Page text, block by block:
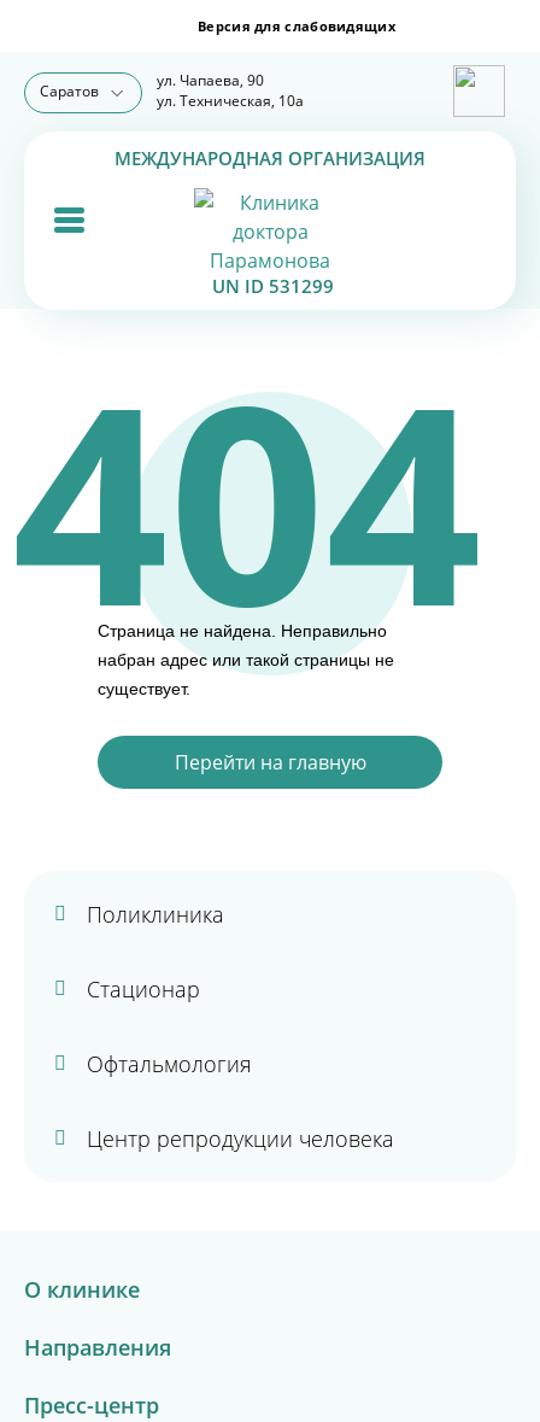
Саратов
ул. Чапаева, 90
ул. Техническая, 10а
МЕЖДУНАРОДНАЯ ОРГАНИЗАЦИЯ
UN ID 531299
404
Страница не найдена.
Неправильно
набран адрес или такой страницы не
существует.
Перейти на главную
Поликлиника
Стационар
Офтальмология
Центр репродукции человека
О клинике
Направления
Пресс-центр